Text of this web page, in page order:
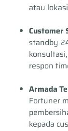
atau
Customer
standby
respon
Armada
Fortuner
kepada